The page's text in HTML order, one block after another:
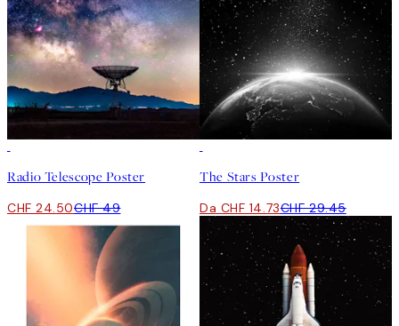
Radio Telescope Poster
CHF 24.50CHF 49
The Stars Poster
Da CHF 14.73CHF 29.45